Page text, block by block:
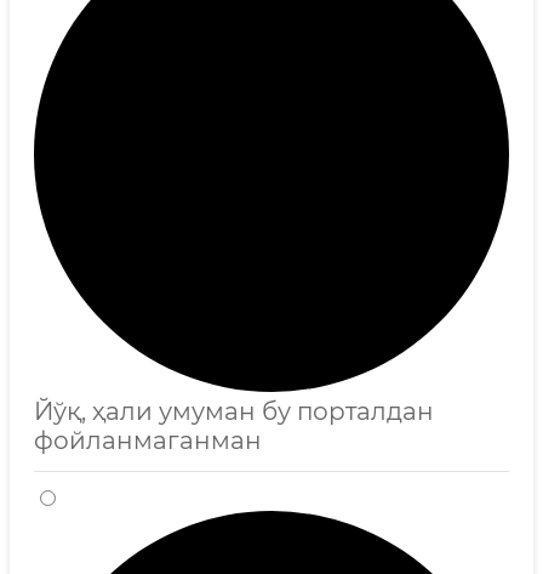
Йўқ, ҳали умуман бу порталдан
фойланмаганман